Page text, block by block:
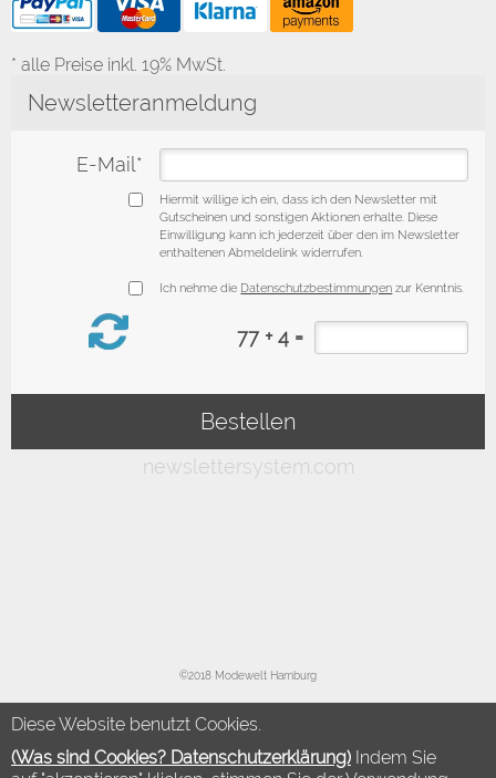
Diese Website benutzt Cookies.
(Was sind Cookies? Datenschutzerklärung) Indem Sie
* alle Preise inkl. 19% MwSt.
©2018 Modewelt Hamburg